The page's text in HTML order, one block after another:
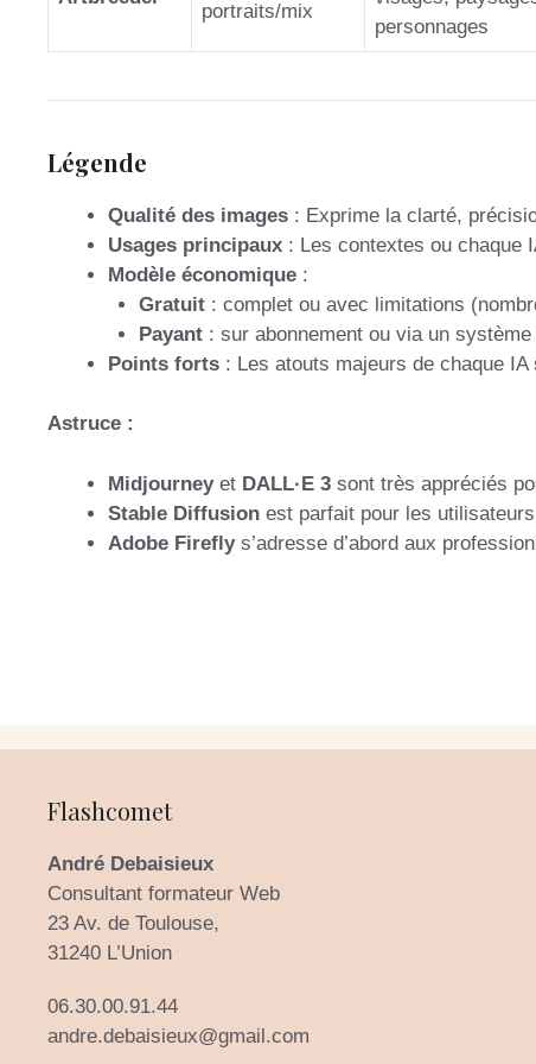
portraits/mix
personnages
Légende
Qualité des images : Exprime la clarté,
Usages principaux : Les contextes ou chaque
Modèle économique :
Gratuit: complet ou avec limitations
Payant: sur abonnement ou via un système
Points forts : Les atouts majeurs de chaque
Astruce :
Midjourneyet DALL·E 3 sont très appréciés
Stable Diffusion est parfait pour les
Adobe Fireflys’adresse d’abord aux
Flashcomet
André Debaisieux
Consultant formateur Web
23 Av. de Toulouse,
31240 L’Union
06.30.00.91.44
andre.debaisieux@gmail.com